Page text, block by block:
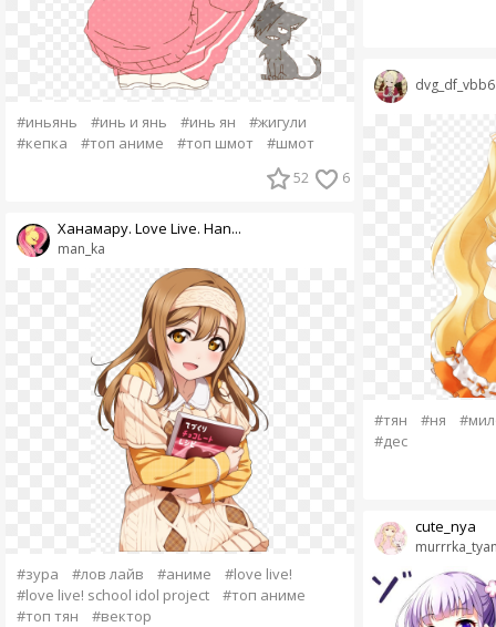
#иньянь #инь и янь #инь ян
#жигули
#кепка
#топ аниме #топ шмот #шмот
52 6
man_ka
Ханамару. Love Live. Han...
#зура #лов лайв #аниме
#love live!
#love live! school idol project
#топ аниме
#топ тян
#вектор
dvg_df_vbb6
#тян #ня
#дес
cute_nya